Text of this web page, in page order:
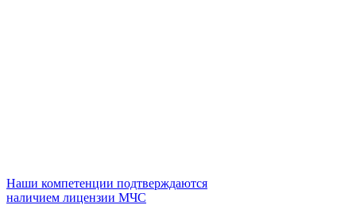
Наши компетенции подтверждаются
наличием лицензии МЧС